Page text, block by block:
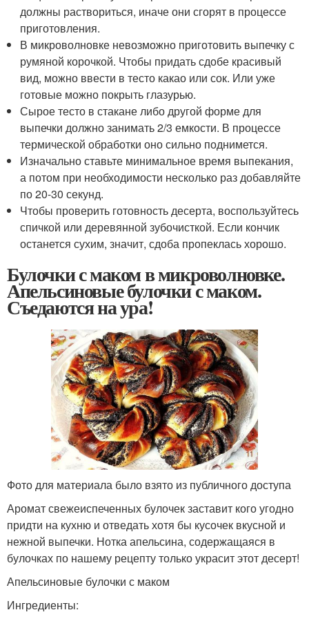
должны раствориться, иначе они сгорят в процессе
приготовления.
В микроволновке невозможно приготовить выпечку с
румяной корочкой. Чтобы придать сдобе красивый
вид, можно ввести в тесто какао или сок. Или уже
готовые можно покрыть глазурью.
Сырое тесто в стакане либо другой форме для
выпечки должно занимать 2/3 емкости. В процессе
термической обработки оно сильно поднимется.
Изначально ставьте минимальное время выпекания,
а потом при необходимости несколько раз добавляйте
по 20-30 секунд.
Чтобы проверить готовность десерта, воспользуйтесь
спичкой или деревянной зубочисткой. Если кончик
останется сухим, значит, сдоба пропеклась хорошо.
Булочки с маком в микроволновке.
Апельсиновые булочки с маком.
Съедаются на ура!
Фото для материала было взято из публичного доступа
Аромат свежеиспеченных булочек заставит кого угодно
придти на кухню и отведать хотя бы кусочек вкусной и
нежной выпечки. Нотка апельсина, содержащаяся в
булочках по нашему рецепту только украсит этот десерт!
Апельсиновые булочки с маком
Ингредиенты: